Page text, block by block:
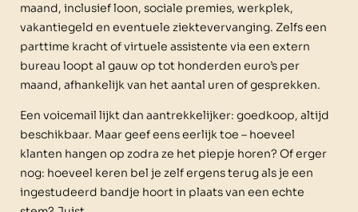
maand, inclusief loon, sociale premies, werkplek,
vakantiegeld en eventuele ziektevervanging. Zelfs een
parttime kracht of virtuele assistente via een extern
bureau loopt al gauw op tot honderden euro’s per
maand, afhankelijk van het aantal uren of gesprekken.
Een voicemail lijkt dan aantrekkelijker: goedkoop, altijd
beschikbaar. Maar geef eens eerlijk toe – hoeveel
klanten hangen op zodra ze het piepje horen? Of erger
nog: hoeveel keren bel je zelf ergens terug als je een
ingestudeerd bandje hoort in plaats van een echte